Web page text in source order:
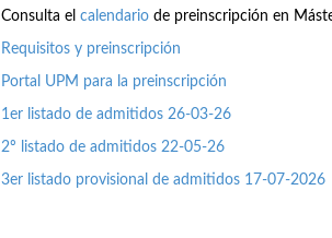
Consulta el calendario de preinscripción en
Requisitos y preinscripción
Portal UPM para la preinscripción
1er listado de admitidos 26-03-26
2º listado de admitidos 22-05-26
3er listado provisional de admitidos 17-07-2026